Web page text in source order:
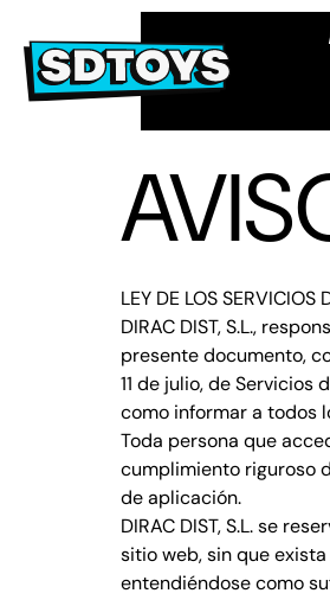
LEY DE LOS
DIRAC DIST, S.L.,
presente documento,
11 de julio, de Servicios
como informar a todos
Toda persona que
cumplimiento riguroso
de aplicación.
DIRAC DIST, S.L. se
sitio web, sin que
entendiéndose como